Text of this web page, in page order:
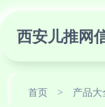
西安儿推网
首页 > 产品大